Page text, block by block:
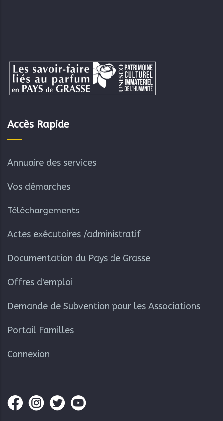
Accès Rapide
Annuaire des services
Vos démarches
Téléchargements
Actes exécutoires /administratif
Documentation du Pays de Grasse
Offres d'emploi
Demande de Subvention pour les Associations
Portail Familles
Connexion